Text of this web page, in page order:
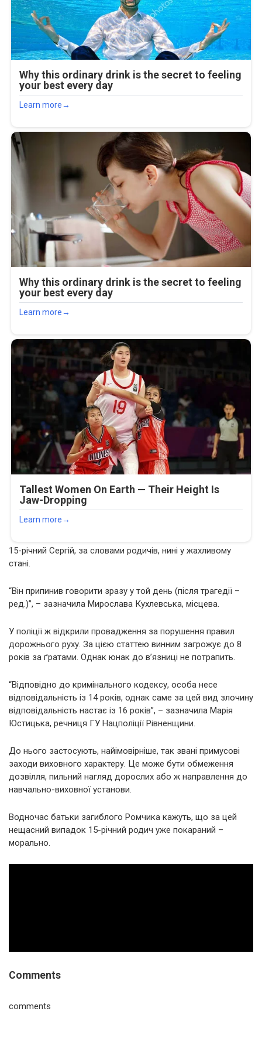
15-річний Сергій, за словами родичів, нині у жахливому
стані.
“Він припинив говорити зразу у той день (після трагедії –
ред.)”, – зазначила Мирослава Кухлевська, місцева.
У поліції ж відкрили провадження за порушення правил
дорожнього руху. За цією статтею винним загрожує до 8
років за ґратами. Однак юнак до в’язниці не потрапить.
“Відповідно до кримінального кодексу, особа несе
відповідальність із 14 років, однак саме за цей вид злочину
відповідальність настає із 16 років”, – зазначила Марія
Юстицька, речниця ГУ Нацполіції Рівненщини.
До нього застосують, найімовірніше, так звані примусові
заходи виховного характеру. Це може бути обмеження
дозвілля, пильний нагляд дорослих або ж направлення до
навчально-виховної установи.
Водночас батьки загиблого Ромчика кажуть, що за цей
нещасний випадок 15-річний родич уже покараний –
морально.
Comments
comments